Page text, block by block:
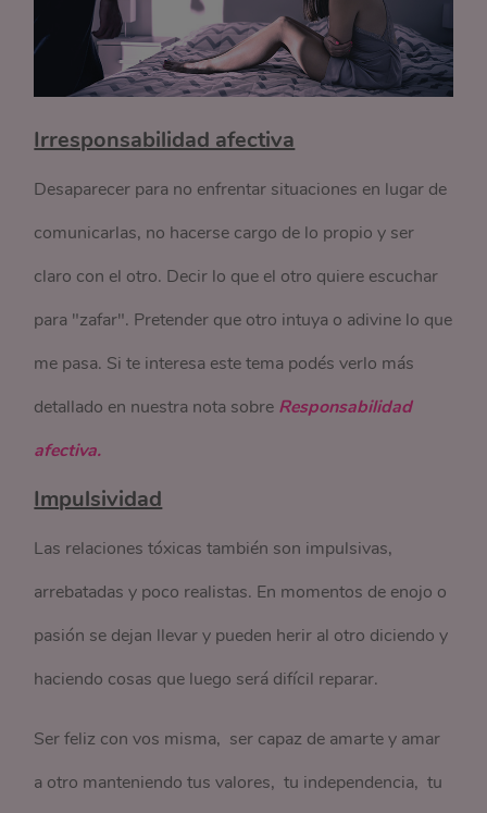
Irresponsabilidad afectiva
Desaparecer para no enfrentar situaciones en lugar de
comunicarlas, no hacerse cargo de lo propio y ser
claro con el otro. Decir lo que el otro quiere escuchar
para "zafar". Pretender que otro intuya o adivine lo que
me pasa. Si te interesa este tema podés verlo más
detallado en nuestra nota sobre Responsabilidad
afectiva.
Impulsividad
Las relaciones tóxicas también son impulsivas,
arrebatadas y poco realistas. En momentos de enojo o
pasión se dejan llevar y pueden herir al otro diciendo y
haciendo cosas que luego será difícil reparar.
Ser feliz con vos misma, ser capaz de amarte y amar
a otro manteniendo tus valores, tu independencia, tu